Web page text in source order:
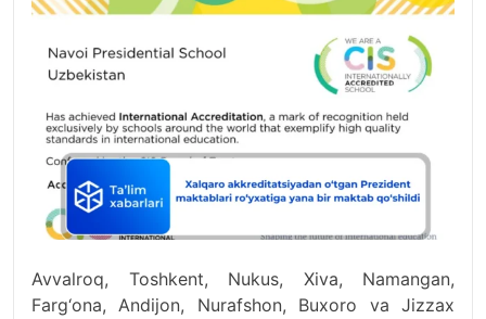
Avvalroq, Toshkent, Nukus, Xiva, Namangan,
Farg‘ona, Andijon, Nurafshon, Buxoro va Jizzax